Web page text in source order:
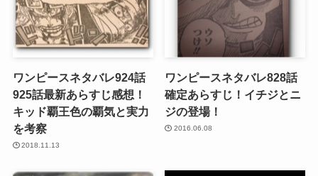
ワンピースネタバレ924話
925話最新あらすじ感想！
キッド覇王色の覇気と実力
を考察
2018.11.13
ワンピースネタバレ828話
確定あらすじ！イチジとニ
ジの登場！
2016.06.08